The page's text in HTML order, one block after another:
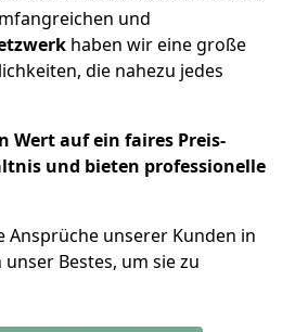
und
haben wir eine große
die nahezu jedes
Wert auf ein faires Preis-
und bieten professionelle
Ansprüche unserer Kunden in
Bestes, um sie zu